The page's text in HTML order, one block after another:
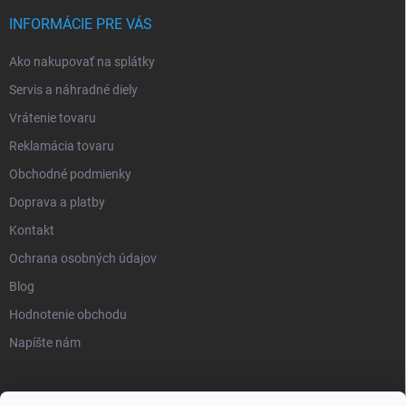
INFORMÁCIE PRE VÁS
Ako nakupovať na splátky
Servis a náhradné diely
Vrátenie tovaru
Reklamácia tovaru
Obchodné podmienky
Doprava a platby
Kontakt
Ochrana osobných údajov
Blog
Hodnotenie obchodu
Napíšte nám